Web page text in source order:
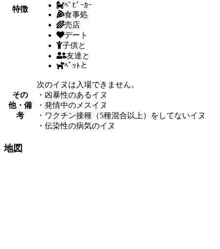
特徴
ﾍﾞﾋﾞｰｶｰ
食事処
売店
デート
子供と
友達と
ﾍﾟｯﾄと
その
他・備
考
次のイヌは入場できません。
・凶暴性のあるイヌ
・発情中のメスイヌ
・ワクチン接種（5種混合以上）をしてないイヌ
・伝染性の病気のイヌ
地図